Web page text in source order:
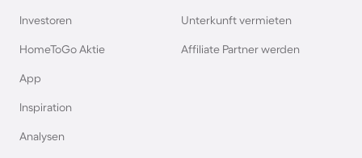
Investoren
HomeToGo Aktie
App
Inspiration
Analysen
Unterkunft vermieten
Affiliate Partner werden